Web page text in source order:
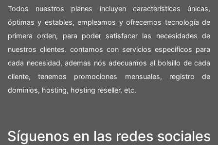
Todos nuestros planes incluyen características únicas,
óptimas y estables, empleamos y ofrecemos tecnología de
primera orden, para poder satisfacer las necesidades de
nuestros clientes. contamos con servicios especificos para
cada necesidad, ademas nos adecuamos al bolsillo de cada
cliente, tenemos promociones mensuales, registro de
dominios, hosting, hosting reseller, etc.
Síguenos en las redes sociales